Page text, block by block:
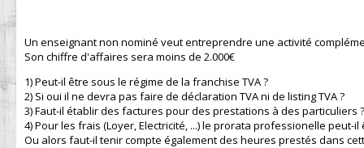
Un enseignant non nominé veut entreprendre une activité
Son chiffre d'affaires sera moins de 2.000€
1) Peut-il être sous le régime de la franchise TVA ?
2) Si oui il ne devra pas faire de déclaration TVA ni de listing TVA ?
3) Faut-il établir des factures pour des prestations à des
4) Pour les frais (Loyer, Electricité, ...) le prorata professionelle
Ou alors faut-il tenir compte également des heures prestés dans